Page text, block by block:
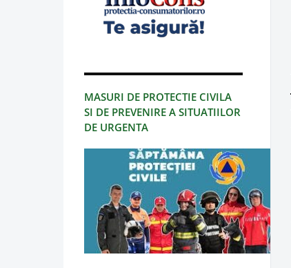
MASURI DE PROTECTIE CIVILA
SI DE PREVENIRE A SITUATIILOR
DE URGENTA